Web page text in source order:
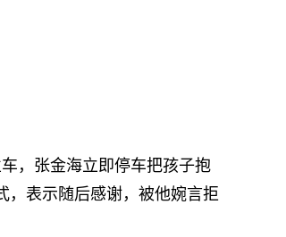
，张金海立即停车把孩子抱
，表示随后感谢，被他婉言拒